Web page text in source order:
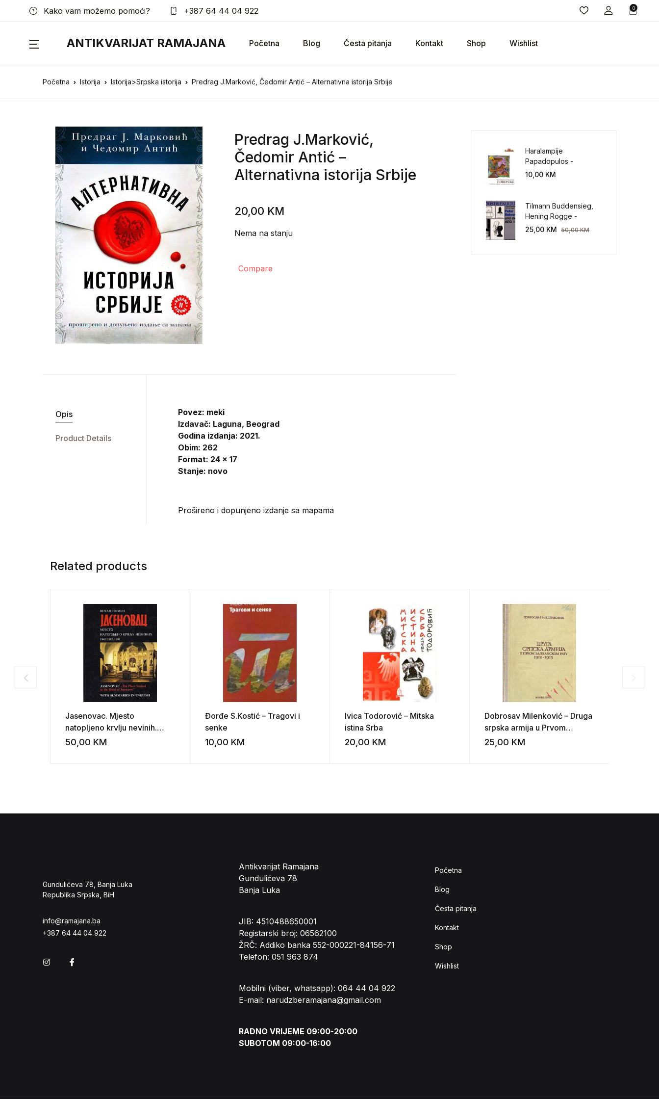
Kako vam možemo pomoći? +387 64 44 04 922 0
ANTIKVARIJAT RAMAJANA Početna Blog Česta pitanja Kontakt Shop Wishlist
Početna Istorija Istorija>Srpska istorija Predrag J.Marković, Čedomir Antić – Alternativna istorija Srbije
Predrag J.Marković,
Čedomir Antić –
Alternativna istorija Srbije
20,00 KM
Nema na stanju
Compare
Opis
Product Details
Povez: meki
Izdavač: Laguna, Beograd
Godina izdanja: 2021.
Obim: 262
Format: 24 x 17
Stanje: novo
Prošireno i dopunjeno izdanje sa mapama
Haralampije
Papadopulos -
Poverenje: sloboda od
10,00 KM
Tilmann Buddensieg,
Hening Rogge -
Industriekultur: Peter
25,00 KM 50,00KM
Related products
Jasenovac. Mjesto
natopljeno krvlju nevinih.
Spomenica 1941/1985/1991.
50,00 KM Add to wishlist
Đorđe S.Kostić – Tragovi i
senke
10,00 KM Add to wishlist
Ivica Todorović – Mitska
istina Srba
20,00 KM Add to wishlist
Dobrosav Milenković – Druga
srpska armija u Prvom
balkanskom ratu 1912-1913.
25,00 KM
Gundulićeva 78, Banja Luka
Republika Srpska, BiH
info@ramajana.ba
+387 64 44 04 922
Instagram
Antikvarijat Ramajana
Gundulićeva 78
Banja Luka
JIB: 4510488650001
Registarski broj: 06562100
ŽRČ: Addiko banka 552-000221-84156-71
Telefon: 051 963 874
Mobilni (viber, whatsapp): 064 44 04 922
E-mail: narudzberamajana@gmail.com
RADNO VRIJEME 09:00-20:00
SUBOTOM 09:00-16:00
Početna
Blog
Česta pitanja
Kontakt
Shop
Wishlist